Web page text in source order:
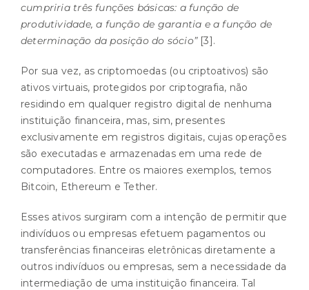
cumpriria três funções básicas: a função de
produtividade, a função de garantia e a função de
determinação da posição do sócio” [3].
Por sua vez, as criptomoedas (ou criptoativos) são
ativos virtuais, protegidos por criptografia, não
residindo em qualquer registro digital de nenhuma
instituição financeira, mas, sim, presentes
exclusivamente em registros digitais, cujas operações
são executadas e armazenadas em uma rede de
computadores. Entre os maiores exemplos, temos
Bitcoin, Ethereum e Tether.
Esses ativos surgiram com a intenção de permitir que
indivíduos ou empresas efetuem pagamentos ou
transferências financeiras eletrônicas diretamente a
outros indivíduos ou empresas, sem a necessidade da
intermediação de uma instituição financeira. Tal